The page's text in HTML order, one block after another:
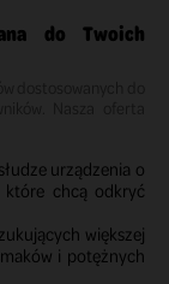
do Twoich
urządzenia o
które chcą odkryć
większej
i potężnych